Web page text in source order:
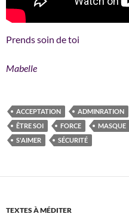
Prends soin de toi
Mabelle
ACCEPTATION ADMINRATION
ÊTRE SOI
FORCE MASQUE
S'AIMER
SÉCURITÉ
TEXTES À MÉDITER